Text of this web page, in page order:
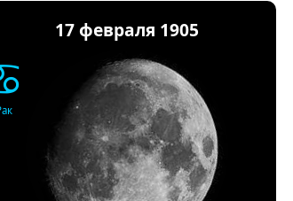
17 февраля 1905